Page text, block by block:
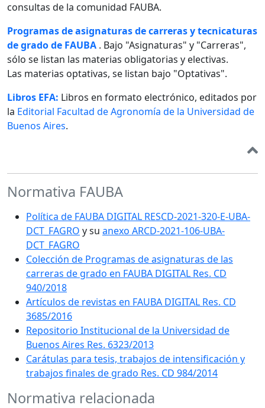
consultas de la comunidad FAUBA.
Programas de asignaturas de carreras y tecnicaturas
de grado de FAUBA . Bajo "Asignaturas" y "Carreras",
sólo se listan las materias obligatorias y electivas.
Las materias optativas, se listan bajo "Optativas".
Libros EFA: Libros en formato electrónico, editados por
la Editorial Facultad de Agronomía de la Universidad de
Buenos Aires.
Normativa FAUBA
Política de FAUBA DIGITAL RESCD-2021-320-E-UBA-
DCT_FAGRO y su anexo ARCD-2021-106-UBA-
DCT_FAGRO
Colección de Programas de asignaturas de las
carreras de grado en FAUBA DIGITAL Res. CD
940/2018
Artículos de revistas en FAUBA DIGITAL Res. CD
3685/2016
Repositorio Institucional de la Universidad de
Buenos Aires Res. 6323/2013
Carátulas para tesis, trabajos de intensificación y
trabajos finales de grado Res. CD 984/2014
Normativa relacionada